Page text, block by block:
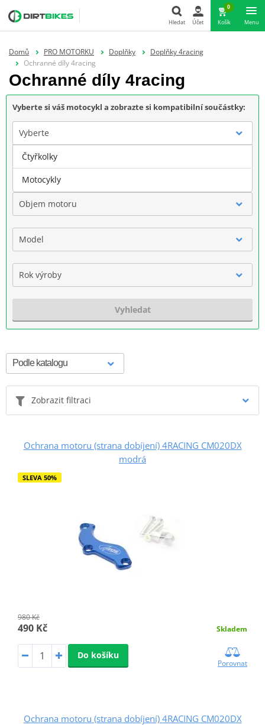
Hledat Účet
0
Košík Menu
Domů PRO MOTORKU Doplňky
Doplňky 4racing
Ochranné díly 4racing
Ochranné díly 4racing
Vyberte si váš motocykl a zobrazte si kompatibilní součástky:
Vyberte
Značka
Objem motoru
Model
Rok výroby
Vyhledat
Zobrazit filtraci
Ochrana motoru (strana dobíjení) 4RACING CM020DX
modrá
SLEVA 50%
980 Kč
490 Kč Skladem
Do košíku
Porovnat
Ochrana motoru (strana dobíjení) 4RACING CM020DX
Čtyřkolky
Motocykly